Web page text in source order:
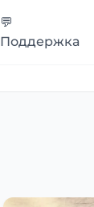
💬
Поддержка